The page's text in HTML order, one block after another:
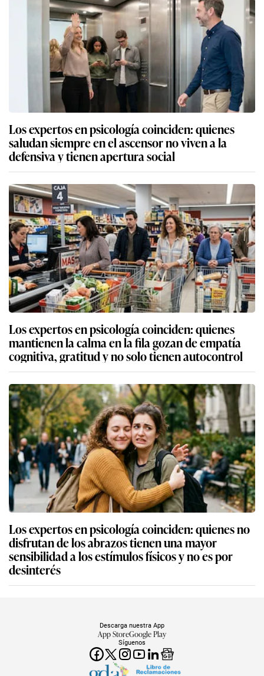
Los expertos en psicología coinciden: quienes
saludan siempre en el ascensor no viven a la
defensiva y tienen apertura social
Los expertos en psicología coinciden: quienes
mantienen la calma en la fila gozan de empatía
cognitiva, gratitud y no solo tienen autocontrol
Los expertos en psicología coinciden: quienes no
disfrutan de los abrazos tienen una mayor
sensibilidad a los estímulos físicos y no es por
desinterés
Síguenos
Descarga nuestra App
App StoreGoogle Play